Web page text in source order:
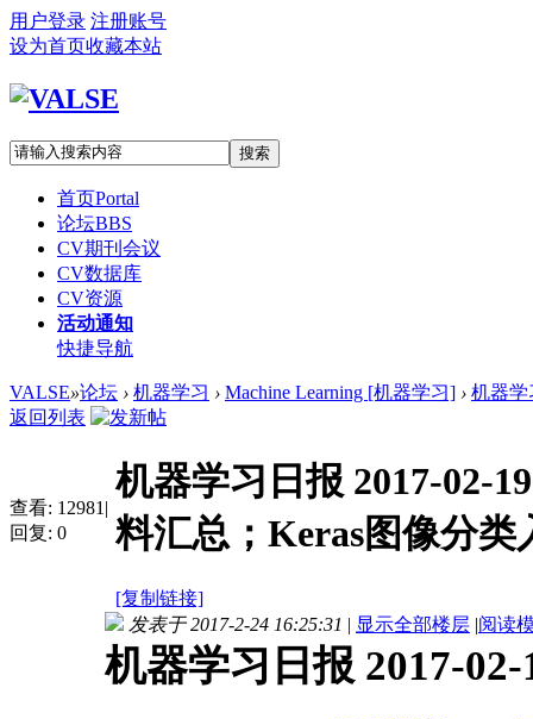
用户登录 注册账号
设为首页收藏本站
搜索
首页Portal
论坛BBS
CV期刊会议
CV数据库
CV资源
活动通知
快捷导航
VALSE»论坛 › 机器学习 › Machine Learning [机器学习] › 机器学
返回列表
查看: 12981 |
回复: 0
机器学习日报 2017-02-
料汇总；Keras图像分类
[复制链接]
发表于 2017-2-24 16:25:31 | 显示全部楼层 |阅读
机器学习日报 2017-02-